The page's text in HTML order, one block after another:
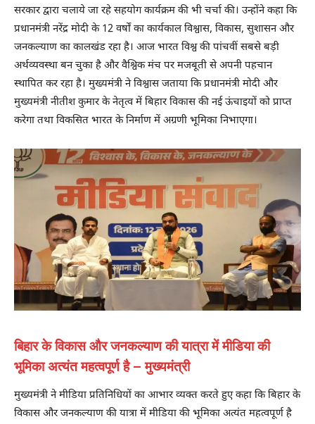
सरकार द्वारा चलाये जा रहे सहयोग कार्यक्रम की भी चर्चा की। उन्होंने कहा कि
प्रधानमंत्री नरेंद्र मोदी के 12 वर्षों का कार्यकाल विश्वास, विकास, सुशासन और
जनकल्याण का कालखंड रहा है। आज भारत विश्व की पांचवीं सबसे बड़ी
अर्थव्यवस्था बन चुका है और वैश्विक मंच पर मजबूती से अपनी पहचान
स्थापित कर रहा है। मुख्यमंत्री ने विश्वास जताया कि प्रधानमंत्री मोदी और
मुख्यमंत्री नीतीश कुमार के नेतृत्व में बिहार विकास की नई ऊंचाइयों को प्राप्त
करेगा तथा विकसित भारत के निर्माण में अग्रणी भूमिका निभाएगा।
बिहार के विकास और जनकल्याण की यात्रा में मीडिया की
भूमिका अत्यंत महत्वपूर्ण है – मुख्यमंत्री
मुख्यमंत्री ने मीडिया प्रतिनिधियों का आभार व्यक्त करते हुए कहा कि बिहार के
विकास और जनकल्याण की यात्रा में मीडिया की भूमिका अत्यंत महत्वपूर्ण है